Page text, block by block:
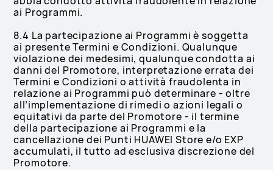
ai Programmi.
8.4 La partecipazione ai Programmi è soggetta
ai presente Termini e Condizioni. Qualunque
violazione dei medesimi, qualunque condotta ai
danni del Promotore, interpretazione errata dei
Termini e Condizioni o attività fraudolenta in
relazione ai Programmi può determinare - oltre
all’implementazione di rimedi o azioni legali o
equitativi da parte del Promotore - il termine
della partecipazione ai Programmi e la
cancellazione dei Punti HUAWEI Store e/o EXP
accumulati, il tutto ad esclusiva discrezione del
Promotore.